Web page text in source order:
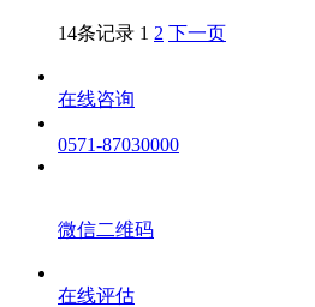
14条记录 1 2 下一页
在线咨询
0571-87030000
微信二维码
在线评估